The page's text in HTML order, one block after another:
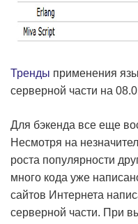
Тренды применения
серверной части на
Для бэкенда все еще
Несмотря на
роста популярности
много кода уже
сайтов Интернета
серверной части. При